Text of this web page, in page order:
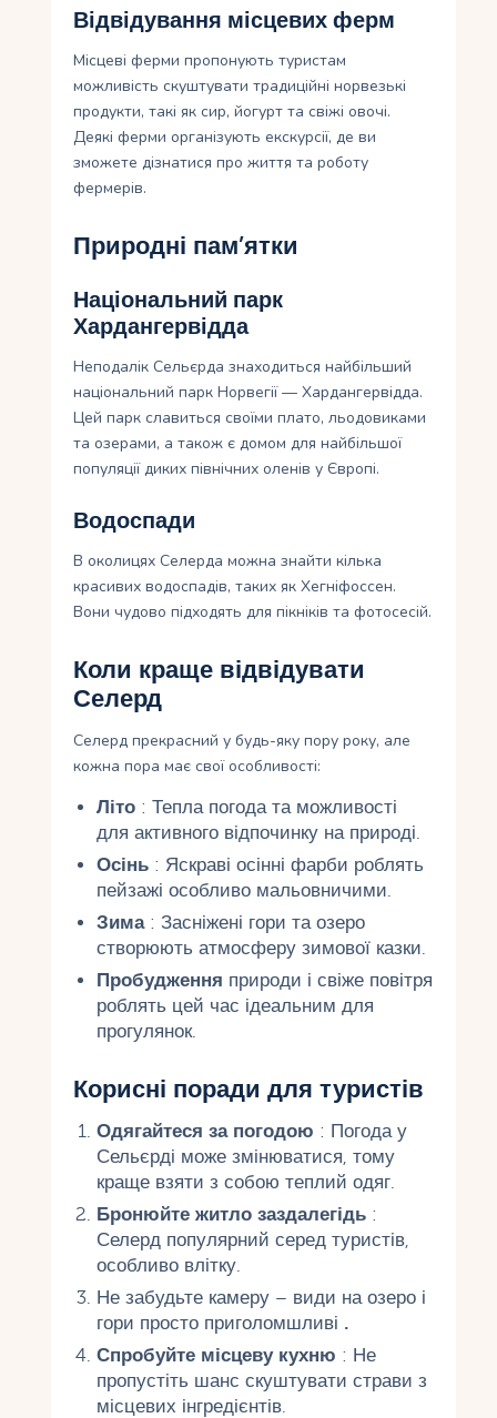
Відвідування місцевих ферм
Місцеві ферми пропонують туристам
можливість скуштувати традиційні норвезькі
продукти, такі як сир, йогурт та свіжі овочі.
Деякі ферми організують екскурсії, де ви
зможете дізнатися про життя та роботу
фермерів.
Природні пам’ятки
Національний парк
Хардангервідда
Неподалік Сельєрда знаходиться найбільший
національний парк Норвегії — Хардангервідда.
Цей парк славиться своїми плато, льодовиками
та озерами, а також є домом для найбільшої
популяції диких північних оленів у Європі.
Водоспади
В околицях Селерда можна знайти кілька
красивих водоспадів, таких як Хегніфоссен.
Вони чудово підходять для пікніків та фотосесій.
Коли краще відвідувати
Селерд
Селерд прекрасний у будь-яку пору року, але
кожна пора має свої особливості:
Літо: Тепла погода та можливості
для активного відпочинку на природі.
Осінь: Яскраві осінні фарби роблять
пейзажі особливо мальовничими.
Зима: Засніжені гори та озеро
створюють атмосферу зимової казки.
Пробудження природи і свіже повітря
роблять цей час ідеальним для
прогулянок.
Корисні поради для туристів
Одягайтеся за погодою : Погода у
Сельєрді може змінюватися, тому
краще взяти з собою теплий одяг.
Бронюйте житло заздалегідь:
Селерд популярний серед туристів,
особливо влітку.
Не забудьте камеру – види на озеро і
гори просто приголомшливі .
Спробуйте місцеву кухню : Не
пропустіть шанс скуштувати страви з
місцевих інгредієнтів.